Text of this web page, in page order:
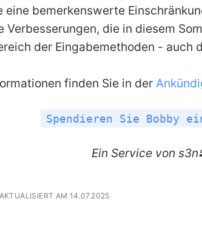
eine bemerkenswerte
Verbesserungen, die in diesem
der Eingabemethoden - auch
finden Sie in der
Spendieren Sie Bobby
Ein Service von
AM 14.07.2025